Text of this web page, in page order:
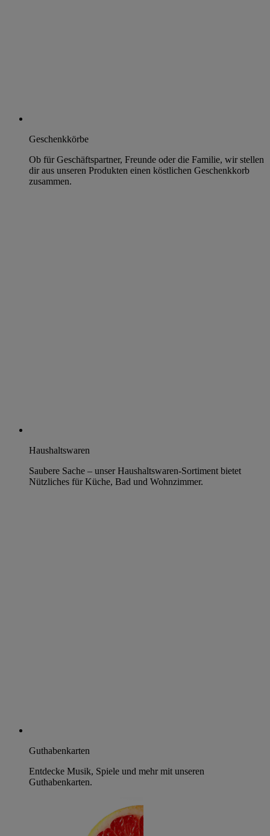
Geschenkkörbe
Ob für Geschäftspartner, Freunde oder die Familie, wir stellen
dir aus unseren Produkten einen köstlichen Geschenkkorb
zusammen.
Haushaltswaren
Saubere Sache – unser Haushaltswaren-Sortiment bietet
Nützliches für Küche, Bad und Wohnzimmer.
Guthabenkarten
Entdecke Musik, Spiele und mehr mit unseren
Guthabenkarten.